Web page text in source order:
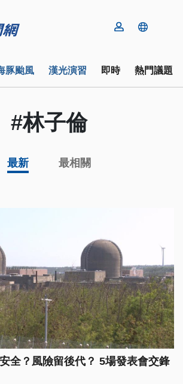
豚颱風 漢光演習 即時 熱門議題
#林子倫
最新 最相關
全？風險留後代？ 5場發表會交鋒